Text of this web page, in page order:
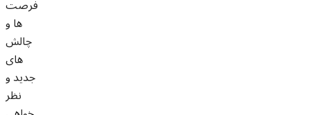
فرصت
ها و
چالش
های
جدید و
نظر